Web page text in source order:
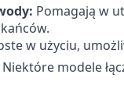
Pomagają w
w użyciu,
Niektóre modele